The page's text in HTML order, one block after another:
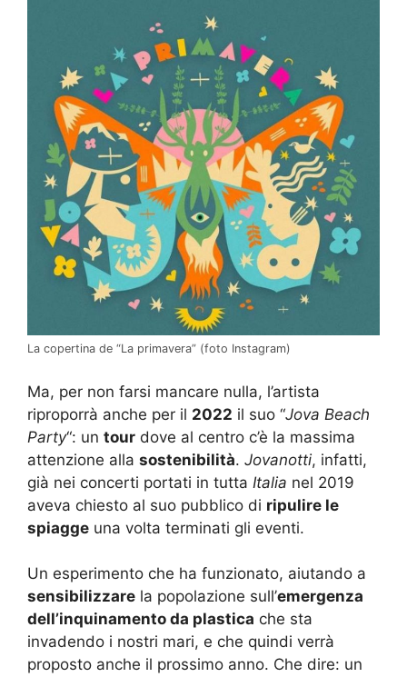
La copertina de “La primavera” (foto Instagram)
Ma, per non farsi mancare nulla, l’artista
riproporrà anche per il 2022 il suo “Jova Beach
Party“: un tour dove al centro c’è la massima
attenzione alla sostenibilità. Jovanotti, infatti,
già nei concerti portati in tutta Italia nel 2019
aveva chiesto al suo pubblico di ripulire le
spiagge una volta terminati gli eventi.
Un esperimento che ha funzionato, aiutando a
sensibilizzare la popolazione sull’emergenza
dell’inquinamento da plastica che sta
invadendo i nostri mari, e che quindi verrà
proposto anche il prossimo anno. Che dire: un